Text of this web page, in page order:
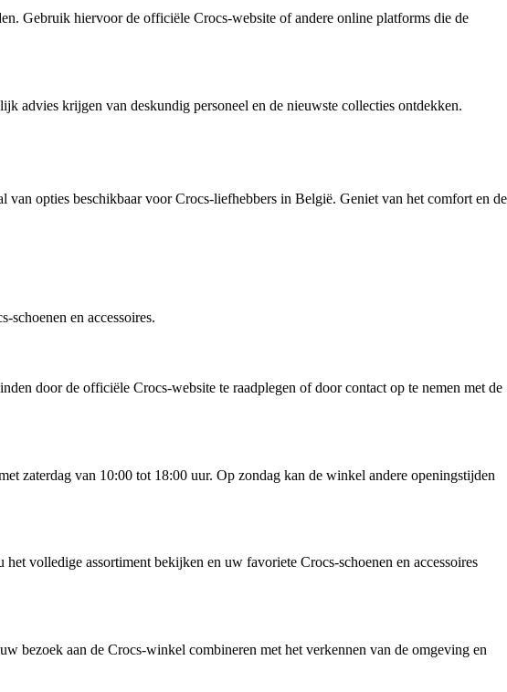
Gebruik hiervoor de officiële Crocs-website of andere online platforms die de
advies krijgen van deskundig personeel en de nieuwste collecties ontdekken.
opties beschikbaar voor Crocs-liefhebbers in België. Geniet van het comfort en de
en accessoires.
door de officiële Crocs-website te raadplegen of door contact op te nemen met de
zaterdag van 10:00 tot 18:00 uur. Op zondag kan de winkel andere openingstijden
volledige assortiment bekijken en uw favoriete Crocs-schoenen en accessoires
bezoek aan de Crocs-winkel combineren met het verkennen van de omgeving en